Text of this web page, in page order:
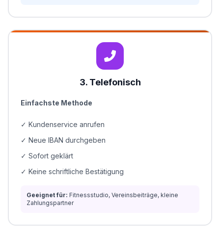
3. Telefonisch
Einfachste Methode
✓ Kundenservice anrufen
✓ Neue IBAN durchgeben
✓ Sofort geklärt
✓ Keine schriftliche Bestätigung
Geeignet für: Fitnessstudio, Vereinsbeiträge, kleine
Zahlungspartner